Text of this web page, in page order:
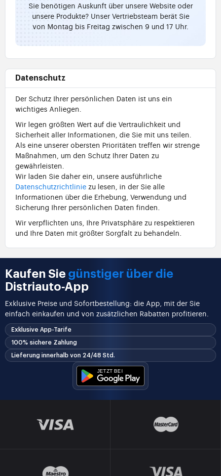
Sie benötigen Auskunft über unsere Website oder
unsere Produkte? Unser Vertriebsteam berät Sie
von Montag bis Freitag zwischen 9 und 17 Uhr.
Datenschutz
Der Schutz Ihrer persönlichen Daten ist uns ein
wichtiges Anliegen.
Wir legen größten Wert auf die Vertraulichkeit und
Sicherheit aller Informationen, die Sie mit uns teilen.
Als eine unserer obersten Prioritäten treffen wir strenge
Maßnahmen, um den Schutz Ihrer Daten zu
gewährleisten.
Wir laden Sie daher ein, unsere ausführliche
Datenschutzrichtlinie zu lesen, in der Sie alle
Informationen über die Erhebung, Verwendung und
Sicherung Ihrer persönlichen Daten finden.
Wir verpflichten uns, Ihre Privatsphäre zu respektieren
und Ihre Daten mit größter Sorgfalt zu behandeln.
Kaufen Sie günstiger über die
Distriauto-App
Exklusive Preise und Sofortbestellung: die App, mit der Sie
einfach einkaufen und von zusätzlichen Rabatten profitieren.
Exklusive App-Tarife
100% sichere Zahlung
Lieferung innerhalb von 24/48 Std.